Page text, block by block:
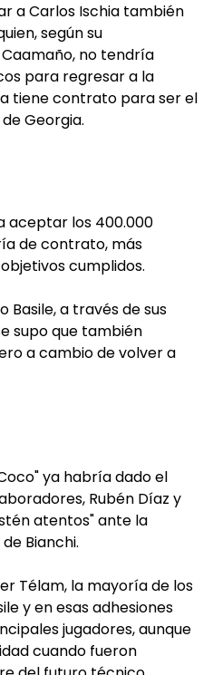
a Carlos Ischia también
según su
no tendría
para regresar a la
tiene contrato para ser el
Georgia.
aceptar los 400.000
de contrato, más
cumplidos.
Basile, a través de sus
supo que también
a cambio de volver a
ya habría dado el
Rubén Díaz y
atentos" ante la
Bianchi.
Télam, la mayoría de los
y en esas adhesiones
jugadores, aunque
cuando fueron